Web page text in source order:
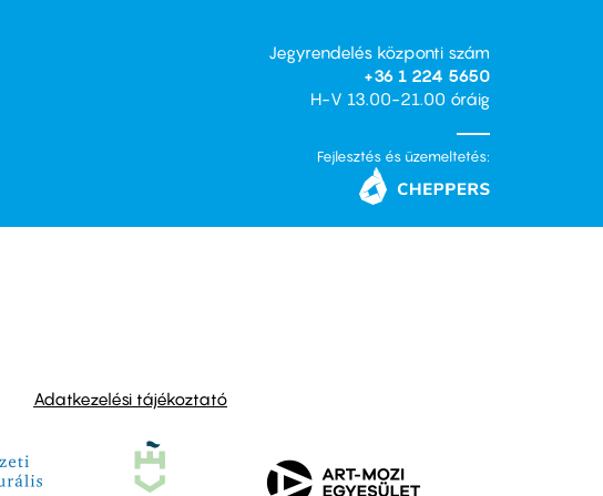
Jegyrendelés központi szám
+36 1 224 5650
H-V 13.00-21.00 óráig
Fejlesztés és üzemeltetés:
Adatkezelési tájékoztató